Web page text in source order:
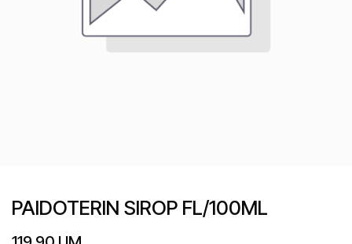
PAIDOTERIN SIROP FL/100ML